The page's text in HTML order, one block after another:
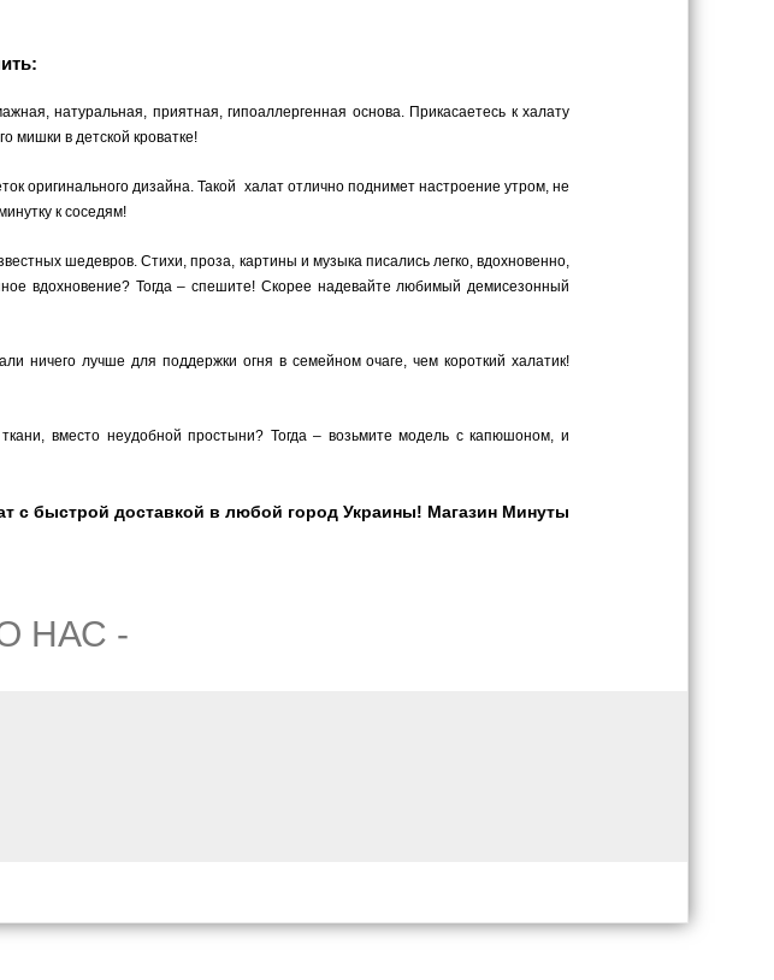
натуральная, приятная, гипоаллергенная основа. Прикасаетесь к халату
в детской кроватке!
оригинального дизайна. Такой халат отлично поднимет настроение утром, не
к соседям!
шедевров. Стихи, проза, картины и музыка писались легко, вдохновенно,
вдохновение? Тогда – спешите! Скорее надевайте любимый демисезонный
лучше для поддержки огня в семейном очаге, чем короткий халатик!
вместо неудобной простыни? Тогда – возьмите модель с капюшоном, и
с быстрой доставкой в любой город Украины! Магазин Минуты
НАС -